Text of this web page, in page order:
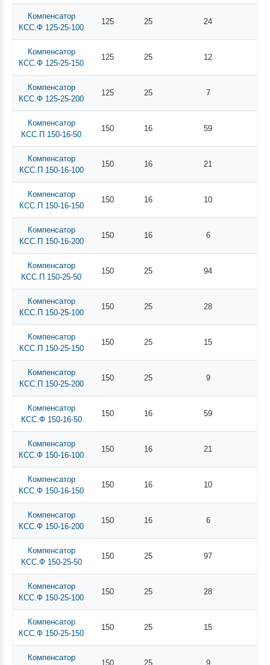
Компенсатор
КСС.Ф 125-25-100
125 25 24
Компенсатор
КСС.Ф 125-25-150
125 25 12
Компенсатор
КСС.Ф 125-25-200
125 25 7
Компенсатор
КСС.П 150-16-50
150 16 59
Компенсатор
КСС.П 150-16-100
150 16 21
Компенсатор
КСС.П 150-16-150
150 16 10
Компенсатор
КСС.П 150-16-200
150 16 6
Компенсатор
КСС.П 150-25-50
150 25 94
Компенсатор
КСС.П 150-25-100
150 25 28
Компенсатор
КСС.П 150-25-150
150 25 15
Компенсатор
КСС.П 150-25-200
150 25 9
Компенсатор
КСС.Ф 150-16-50
150 16 59
Компенсатор
КСС.Ф 150-16-100
150 16 21
Компенсатор
КСС.Ф 150-16-150
150 16 10
Компенсатор
КСС.Ф 150-16-200
150 16 6
Компенсатор
КСС.Ф 150-25-50
150 25 97
Компенсатор
КСС.Ф 150-25-100
150 25 28
Компенсатор
КСС.Ф 150-25-150
150 25 15
Компенсатор
150 25 9